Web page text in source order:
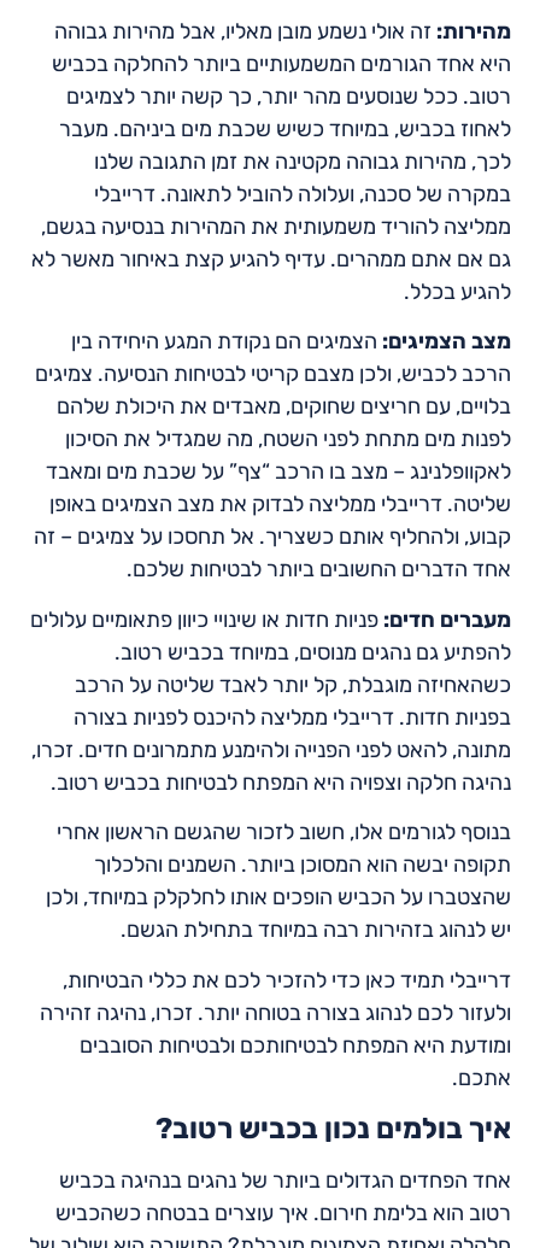
מהירות: זה אולי נשמע מובן מאליו, אבל מהירות גבוהה
היא אחד הגורמים המשמעותיים ביותר להחלקה בכביש
רטוב. ככל שנוסעים מהר יותר, כך קשה יותר לצמיגים
לאחוז בכביש, במיוחד כשיש שכבת מים ביניהם. מעבר
לכך, מהירות גבוהה מקטינה את זמן התגובה שלנו
במקרה של סכנה, ועלולה להוביל לתאונה. דרייבלי
ממליצה להוריד משמעותית את המהירות בנסיעה בגשם,
גם אם אתם ממהרים. עדיף להגיע קצת באיחור מאשר לא
להגיע בכלל.
מצב הצמיגים: הצמיגים הם נקודת המגע היחידה בין
הרכב לכביש, ולכן מצבם קריטי לבטיחות הנסיעה. צמיגים
בלויים, עם חריצים שחוקים, מאבדים את היכולת שלהם
לפנות מים מתחת לפני השטח, מה שמגדיל את הסיכון
לאקוופלנינג – מצב בו הרכב “צף” על שכבת מים ומאבד
שליטה. דרייבלי ממליצה לבדוק את מצב הצמיגים באופן
קבוע, ולהחליף אותם כשצריך. אל תחסכו על צמיגים – זה
אחד הדברים החשובים ביותר לבטיחות שלכם.
מעברים חדים: פניות חדות או שינויי כיוון פתאומיים עלולים
להפתיע גם נהגים מנוסים, במיוחד בכביש רטוב.
כשהאחיזה מוגבלת, קל יותר לאבד שליטה על הרכב
בפניות חדות. דרייבלי ממליצה להיכנס לפניות בצורה
מתונה, להאט לפני הפנייה ולהימנע מתמרונים חדים. זכרו,
נהיגה חלקה וצפויה היא המפתח לבטיחות בכביש רטוב.
בנוסף לגורמים אלו, חשוב לזכור שהגשם הראשון אחרי
תקופה יבשה הוא המסוכן ביותר. השמנים והלכלוך
שהצטברו על הכביש הופכים אותו לחלקלק במיוחד, ולכן
יש לנהוג בזהירות רבה במיוחד בתחילת הגשם.
דרייבלי תמיד כאן כדי להזכיר לכם את כללי הבטיחות,
ולעזור לכם לנהוג בצורה בטוחה יותר. זכרו, נהיגה זהירה
ומודעת היא המפתח לבטיחותכם ולבטיחות הסובבים
אתכם.
איך בולמים נכון בכביש רטוב?
אחד הפחדים הגדולים ביותר של נהגים בנהיגה בכביש
רטוב הוא בלימת חירום. איך עוצרים בבטחה כשהכביש